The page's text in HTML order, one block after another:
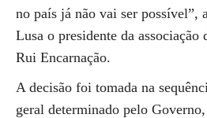
no país já não vai ser possível”,
Lusa o presidente da associação
Rui Encarnação.
A decisão foi tomada na
geral determinado pelo